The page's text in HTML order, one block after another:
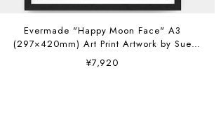
Evermade "Happy Moon Face" A3
(297×420mm) Art Print Artwork by Sue
Doeksen
¥7,920